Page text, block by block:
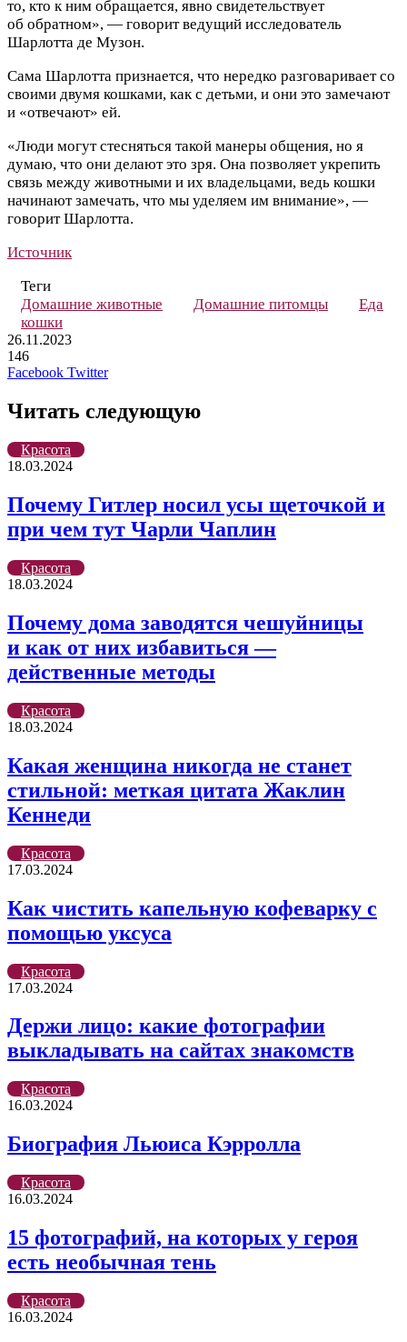
то, кто к ним обращается, явно свидетельствует
об обратном», — говорит ведущий исследователь
Шарлотта де Музон.
Сама Шарлотта признается, что нередко разговаривает со
своими двумя кошками, как с детьми, и они это замечают
и «отвечают» ей.
«Люди могут стесняться такой манеры общения, но я
думаю, что они делают это зря. Она позволяет укрепить
связь между животными и их владельцами, ведь кошки
начинают замечать, что мы уделяем им внимание», —
говорит Шарлотта.
Источник
Теги
Домашние животные
Домашние питомцы
Еда
кошки
26.11.2023
146
Facebook TwitterLinkedIn
Pinterest
Вконтакте
Одноклассники
Skype
WhatsApp
Telegram
Viber
Читать следующую
Красота
18.03.2024
Почему Гитлер носил усы щеточкой и
при чем тут Чарли Чаплин
Красота
18.03.2024
Почему дома заводятся чешуйницы
и как от них избавиться —
действенные методы
Красота
18.03.2024
Какая женщина никогда не станет
стильной: меткая цитата Жаклин
Кеннеди
Красота
17.03.2024
Как чистить капельную кофеварку с
помощью уксуса
Красота
17.03.2024
Держи лицо: какие фотографии
выкладывать на сайтах знакомств
Красота
16.03.2024
Биография Льюиса Кэрролла
Красота
16.03.2024
15 фотографий, на которых у героя
есть необычная тень
Красота
16.03.2024